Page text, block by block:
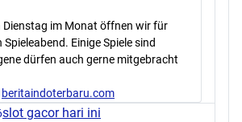
Dienstag im Monat öffnen wir für
Einige Spiele sind
dürfen auch gerne mitgebracht
beritaindoterbaru.com
slot gacor hari ini